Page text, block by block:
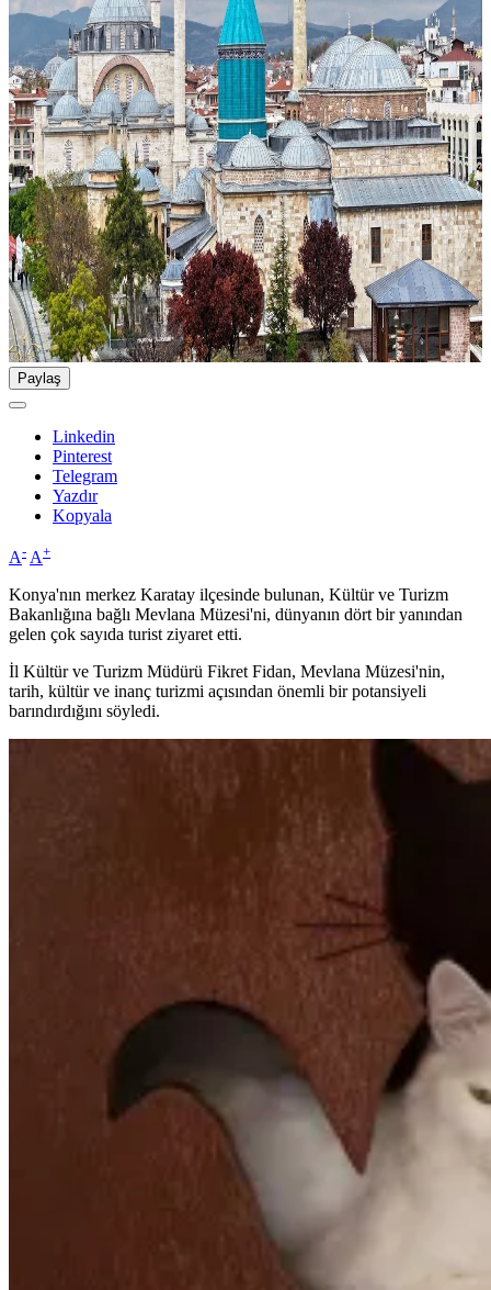
Paylaş
Linkedin
Pinterest
Telegram
Yazdır
Kopyala
A- A+
Konya'nın merkez Karatay ilçesinde bulunan, Kültür ve Turizm
Bakanlığına bağlı Mevlana Müzesi'ni, dünyanın dört bir yanından
gelen çok sayıda turist ziyaret etti.
İl Kültür ve Turizm Müdürü Fikret Fidan, Mevlana Müzesi'nin,
tarih, kültür ve inanç turizmi açısından önemli bir potansiyeli
barındırdığını söyledi.